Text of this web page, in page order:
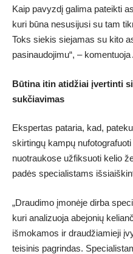
Kaip pavyzdį galima pateikti
kuri būna nesusijusi su tam
Toks siekis siejamas su kito
pasinaudojimu“, –
Būtina itin atidžiai įvertinti
sukčiavimas
Ekspertas pataria, kad,
skirtingų kampų
nuotraukose užfiksuoti kelio
padės specialistams
„Draudimo įmonėje dirba
kuri analizuoja abejonių
išmokamos ir draudžiamieji
teisinis pagrindas.